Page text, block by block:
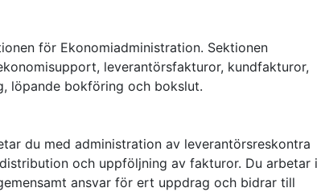
för Ekonomiadministration. Sektionen
leverantörsfakturor, kundfakturor,
löpande bokföring och bokslut.
du med administration av leverantörsreskontra
och uppföljning av fakturor. Du arbetar i
ansvar för ert uppdrag och bidrar till